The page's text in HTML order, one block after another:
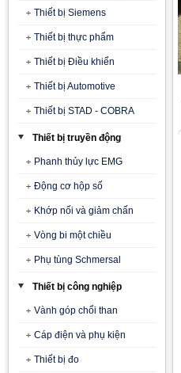
Thiết bị Siemens
Thiết bị thực phẩm
Thiết bị Điều khiển
Thiết bị Automotive
Thiết bị STAD - COBRA
Thiết bị truyền động
Phanh thủy lực EMG
Động cơ hộp số
Khớp nối và giảm chấn
Vòng bi một chiều
Phụ tùng Schmersal
Thiết bị công nghiệp
Vành góp chổi than
Cáp điện và phụ kiện
Thiết bị đo